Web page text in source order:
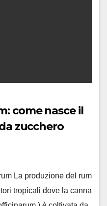
come nasce il
zucchero
La produzione del rum
tropicali dove la canna